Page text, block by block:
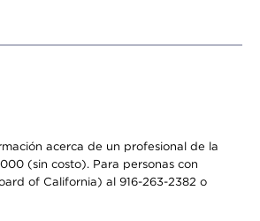
acerca de un profesional de la
(sin costo). Para personas con
of California) al 916-263-2382 o